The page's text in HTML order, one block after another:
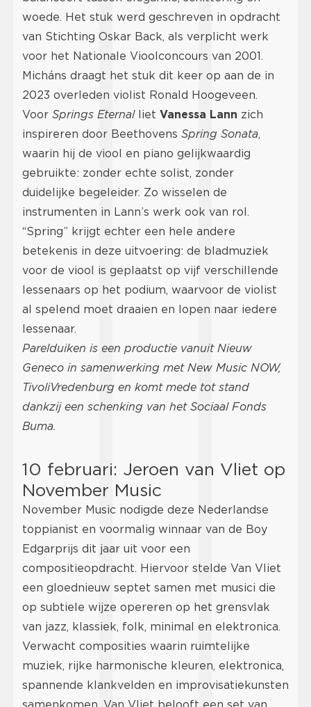
woede. Het stuk werd geschreven in opdracht
van Stichting Oskar Back, als verplicht werk
voor het Nationale Vioolconcours van 2001.
Micháns draagt het stuk dit keer op aan de in
2023 overleden violist Ronald Hoogeveen.
Voor Springs Eternalliet Vanessa Lann zich
inspireren door Beethovens Spring Sonata,
waarin hij de viool en piano gelijkwaardig
gebruikte: zonder echte solist, zonder
duidelijke begeleider. Zo wisselen de
instrumenten in Lann’s werk ook van rol.
“Spring” krijgt echter een hele andere
betekenis in deze uitvoering: de bladmuziek
voor de viool is geplaatst op vijf verschillende
lessenaars op het podium, waarvoor de violist
al spelend moet draaien en lopen naar iedere
lessenaar.
Parelduiken is een productie vanuit Nieuw
Geneco in samenwerking met New Music NOW,
TivoliVredenburg en komt mede tot stand
dankzij een schenking van het Sociaal Fonds
Buma.
10 februari: Jeroen van Vliet op
November Music
November Music nodigde deze Nederlandse
toppianist en voormalig winnaar van de Boy
Edgarprijs dit jaar uit voor een
compositieopdracht. Hiervoor stelde Van Vliet
een gloednieuw septet samen met musici die
op subtiele wijze opereren op het grensvlak
van jazz, klassiek, folk, minimal en elektronica.
Verwacht composities waarin ruimtelijke
muziek, rijke harmonische kleuren, elektronica,
spannende klankvelden en improvisatiekunsten